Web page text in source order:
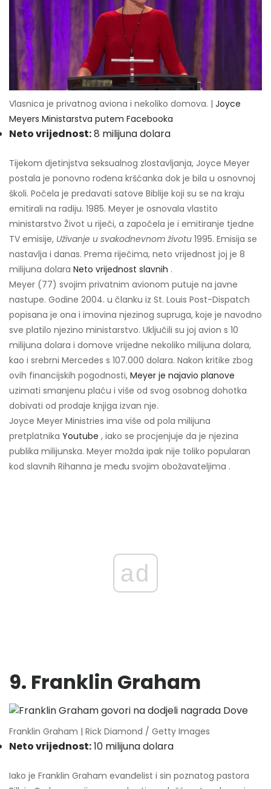
Vlasnica je privatnog aviona i nekoliko domova. | Joyce
Meyers Ministarstva putem Facebooka
Neto vrijednost:8 milijuna dolara
Tijekom djetinjstva seksualnog zlostavljanja, Joyce Meyer
postala je ponovno rođena kršćanka dok je bila u osnovnoj
školi. Počela je predavati satove Biblije koji su se na kraju
emitirali na radiju. 1985. Meyer je osnovala vlastito
ministarstvo Život u riječi, a započela je i emitiranje tjedne
TV emisije, Uživanje u svakodnevnom životu 1995. Emisija se
nastavlja i danas. Prema riječima, neto vrijednost joj je 8
milijuna dolara Neto vrijednost slavnih .
Meyer (77) svojim privatnim avionom putuje na javne
nastupe. Godine 2004. u članku iz St. Louis Post-Dispatch
popisana je ona i imovina njezinog supruga, koje je navodno
sve platilo njezino ministarstvo. Uključili su joj avion s 10
milijuna dolara i domove vrijedne nekoliko milijuna dolara,
kao i srebrni Mercedes s 107.000 dolara. Nakon kritike zbog
ovih financijskih pogodnosti, Meyer je najavio planove
uzimati smanjenu plaću i više od svog osobnog dohotka
dobivati ​​od prodaje knjiga izvan nje.
Joyce Meyer Ministries ima više od pola milijuna
pretplatnika Youtube , iako se procjenjuje da je njezina
publika milijunska. Meyer možda ipak nije toliko popularan
kod slavnih Rihanna je među svojim obožavateljima .
ad
9. Franklin Graham
Franklin Graham | Rick Diamond / Getty Images
Neto vrijednost:10 milijuna dolara
Iako je Franklin Graham evanđelist i sin poznatog pastora